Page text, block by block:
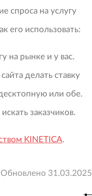
спроса на услугу
его использовать:
на рынке и у вас.
делать ставку
или обе.
заказчиков.
KINETICA.
Обновлено 31.03.2025